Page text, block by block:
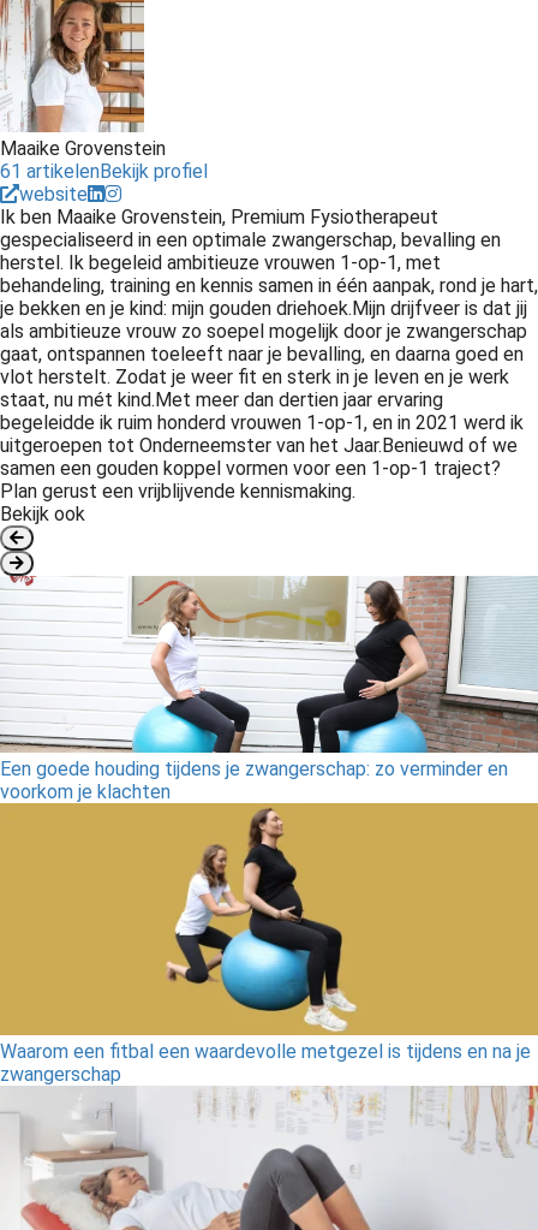
Maaike Grovenstein
61 artikelenBekijk profiel
website
Ik ben Maaike Grovenstein, Premium Fysiotherapeut
gespecialiseerd in een optimale zwangerschap, bevalling en
herstel. Ik begeleid ambitieuze vrouwen 1-op-1, met
behandeling, training en kennis samen in één aanpak, rond je hart,
je bekken en je kind: mijn gouden driehoek.Mijn drijfveer is dat jij
als ambitieuze vrouw zo soepel mogelijk door je zwangerschap
gaat, ontspannen toeleeft naar je bevalling, en daarna goed en
vlot herstelt. Zodat je weer fit en sterk in je leven en je werk
staat, nu mét kind.Met meer dan dertien jaar ervaring
begeleidde ik ruim honderd vrouwen 1-op-1, en in 2021 werd ik
uitgeroepen tot Onderneemster van het Jaar.Benieuwd of we
samen een gouden koppel vormen voor een 1-op-1 traject?
Plan gerust een vrijblijvende kennismaking.
Bekijk ook
Een goede houding tijdens je zwangerschap: zo verminder en
voorkom je klachten
Waarom een fitbal een waardevolle metgezel is tijdens en na je
zwangerschap